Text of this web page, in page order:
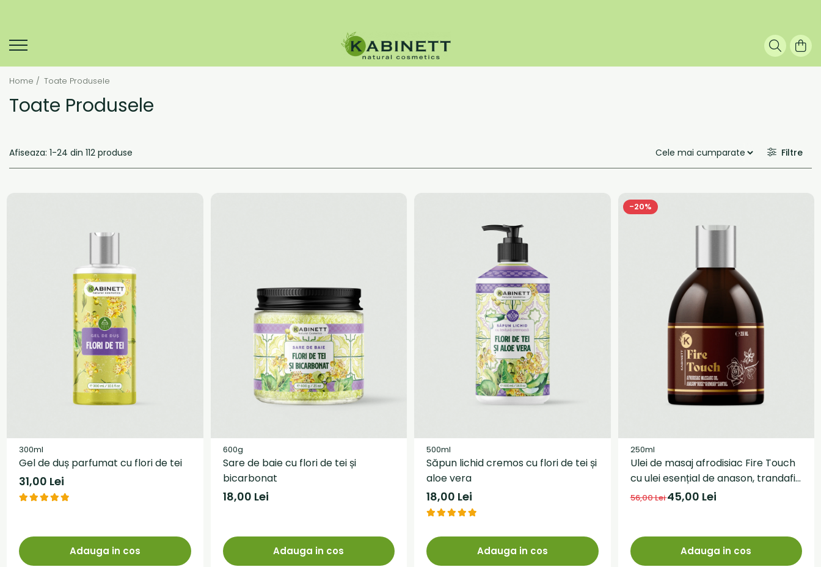
Home / Toate Produsele
Toate Produsele
Afiseaza: 1-24 din 112 produse Filtre
300ml
Gel de duș parfumat cu flori de tei
31,00 Lei
Adauga in cos
600g
Sare de baie cu flori de tei și
bicarbonat
18,00 Lei
Adauga in cos
500ml
Săpun lichid cremos cu flori de tei și
aloe vera
18,00 Lei
Adauga in cos
-20%
250ml
Ulei de masaj afrodisiac Fire Touch
cu ulei esențial de anason, trandafir,
ghimbir și lemn de santal.
56,00 Lei45,00 Lei
Adauga in cos